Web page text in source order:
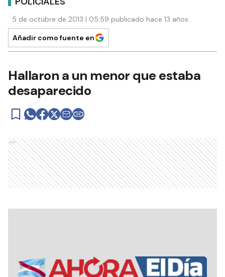
5 de octubre de 2013 | 05:59 publicado hace 13 años
Añadir como fuente en
Hallaron a un menor que estaba
desaparecido
Ads